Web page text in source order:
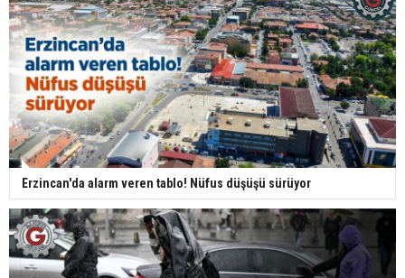
Erzincan'da alarm veren tablo! Nüfus düşüşü sürüyor